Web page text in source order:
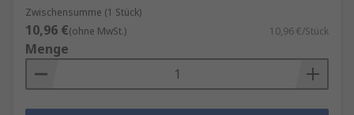
Zwischensumme (1 Stück)
10,96 €(ohne MwSt.) 10,96 €/Stück
Menge